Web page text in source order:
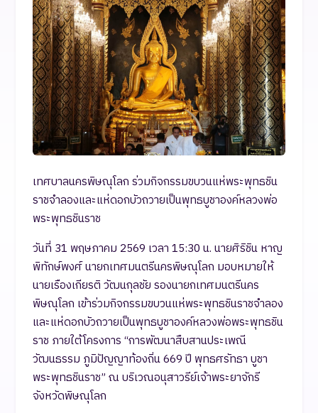
เทศบาลนครพิษณุโลก ร่วมกิจกรรมขบวนแห่พระพุทธชิน
ราชจำลองและแห่ดอกบัวถวายเป็นพุทธบูชาองค์หลวงพ่อ
พระพุทธชินราช
วันที่ 31 พฤษภาคม 2569 เวลา 15:30 น. นายศิริชิน หาญ
พิทักษ์พงศ์ นายกเทศมนตรีนครพิษณุโลก มอบหมายให้
นายเรืองเกียรติ วัฒนกุลชัย รองนายกเทศมนตรีนคร
พิษณุโลก เข้าร่วมกิจกรรมขบวนแห่พระพุทธชินราชจำลอง
และแห่ดอกบัวถวายเป็นพุทธบูชาองค์หลวงพ่อพระพุทธชิน
ราช ภายใต้โครงการ “การพัฒนาสืบสานประเพณี
วัฒนธรรม ภูมิปัญญาท้องถิ่น 669 ปี พุทธศรัทธา บูชา
พระพุทธชินราช” ณ บริเวณอนุสาวรีย์เจ้าพระยาจักรี
จังหวัดพิษณุโลก